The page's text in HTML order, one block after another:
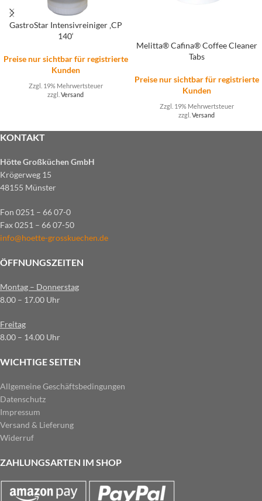
GastroStar Intensivreiniger ‚CP
140‘
Preise nur sichtbar für registrierte
Kunden
Zzgl. 19% Mehrwertsteuer
zzgl. Versand
Melitta® Cafina® Coffee Cleaner
Tabs
Preise nur sichtbar für registrierte
Kunden
Zzgl. 19% Mehrwertsteuer
zzgl. Versand
KONTAKT
Hötte Großküchen GmbH
Krögerweg 15
48155 Münster
Fon 0251 – 66 07-0
Fax 0251 – 66 07-50
info@hoette-grosskuechen.de
ÖFFNUNGSZEITEN
Montag – Donnerstag
8.00 – 17.00 Uhr
Freitag
8.00 – 14.00 Uhr
WICHTIGE SEITEN
Allgemeine Geschäftsbedingungen
Datenschutz
Impressum
Versand & Lieferung
Widerruf
ZAHLUNGSARTEN IM SHOP